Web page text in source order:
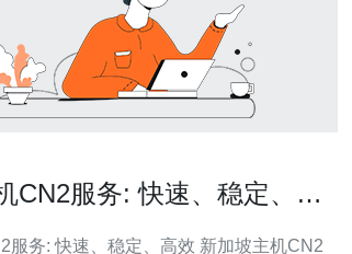
CN2服务: 快速、稳定、高
快速、稳定、高效 新加坡主机CN2